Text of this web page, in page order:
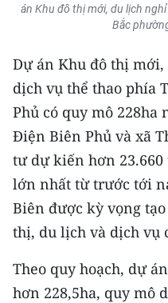
Media Khoa học -
Media Môi trường
Ảnh
Infographic
TIN MỚI
TIN ĐỊA PHƯƠNG
Đồng bằng sông Hồng
án Khu đô thị mới, du lịch
Bắc
Dự án Khu đô thị
dịch vụ thể thao phía
Phủ có quy mô
Điện Biên Phủ và xã
tư dự kiến hơn
lớn nhất từ trước tới
Biên được kỳ vọng
thị, du lịch và dịch vụ
Theo quy hoạch, dự
hơn 228,5ha, quy mô